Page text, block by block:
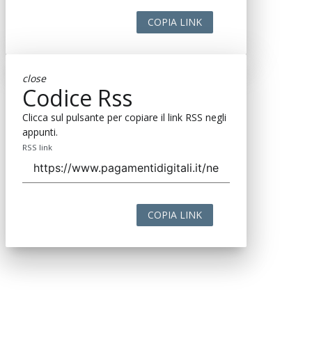
COPIA LINK
close
Codice Rss
Clicca sul pulsante per copiare il link RSS negli
appunti.
RSS link
COPIA LINK